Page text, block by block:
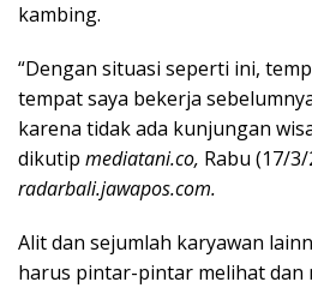
kambing.
“Dengan situasi seperti ini,
tempat saya bekerja
karena tidak ada kunjungan
dikutip mediatani.co, Rabu (17/
radarbali.jawapos.com.
Alit dan sejumlah karyawan
harus pintar-pintar melihat dan